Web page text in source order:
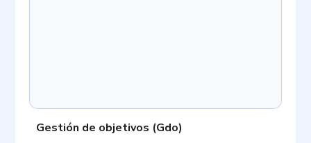
Gestión de objetivos (Gdo)